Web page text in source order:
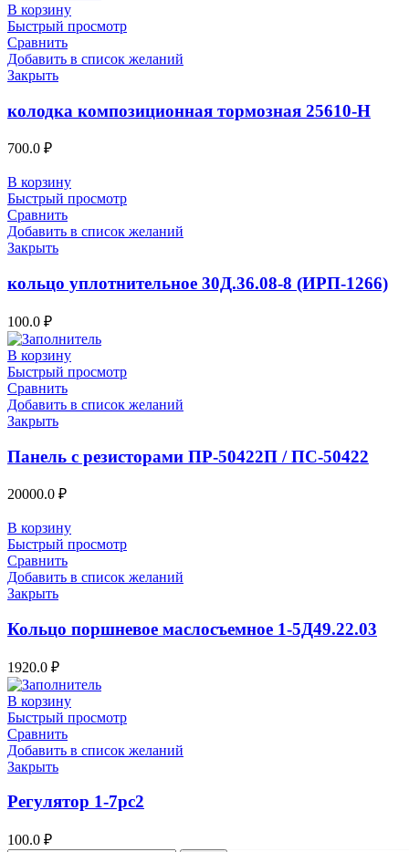
В корзину
Быстрый просмотр
Сравнить
Добавить в список желаний
Закрыть
колодка композиционная тормозная 25610-Н
700.0 ₽
В корзину
Быстрый просмотр
Сравнить
Добавить в список желаний
Закрыть
кольцо уплотнительное 30Д.36.08-8 (ИРП-1266)
100.0 ₽
В корзину
Быстрый просмотр
Сравнить
Добавить в список желаний
Закрыть
Панель с резисторами ПР-50422П / ПС-50422
20000.0 ₽
В корзину
Быстрый просмотр
Сравнить
Добавить в список желаний
Закрыть
Кольцо поршневое маслосъемное 1-5Д49.22.03
1920.0 ₽
В корзину
Быстрый просмотр
Сравнить
Добавить в список желаний
Закрыть
Регулятор 1-7рс2
100.0 ₽